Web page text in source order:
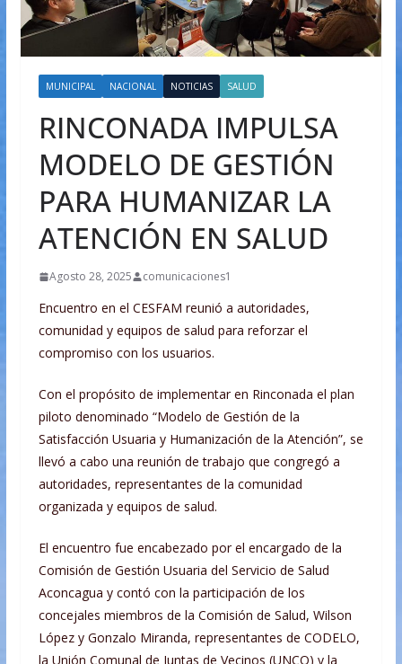
MUNICIPAL NACIONAL NOTICIAS SALUD
RINCONADA IMPULSA
MODELO DE GESTIÓN
PARA HUMANIZAR LA
ATENCIÓN EN SALUD
Agosto 28, 2025 comunicaciones1
Encuentro en el CESFAM reunió a autoridades,
comunidad y equipos de salud para reforzar el
compromiso con los usuarios.
Con el propósito de implementar en Rinconada el plan
piloto denominado “Modelo de Gestión de la
Satisfacción Usuaria y Humanización de la Atención”, se
llevó a cabo una reunión de trabajo que congregó a
autoridades, representantes de la comunidad
organizada y equipos de salud.
El encuentro fue encabezado por el encargado de la
Comisión de Gestión Usuaria del Servicio de Salud
Aconcagua y contó con la participación de los
concejales miembros de la Comisión de Salud, Wilson
López y Gonzalo Miranda, representantes de CODELO,
la Unión Comunal de Juntas de Vecinos (UNCO) y la